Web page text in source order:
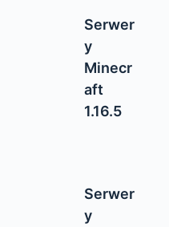
Serwer
y
Minecr
aft
1.16.5
Serwer
y